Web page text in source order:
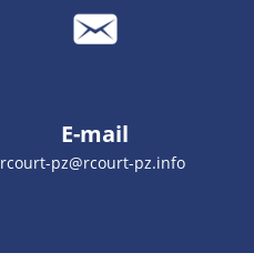
E-mail
rcourt-pz@rcourt-pz.info